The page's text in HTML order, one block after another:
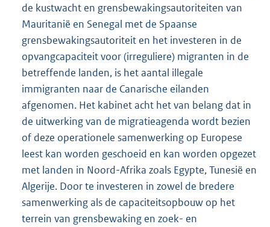
de kustwacht en grensbewakingsautoriteiten van
Mauritanië en Senegal met de Spaanse
grensbewakingsautoriteit en het investeren in de
opvangcapaciteit voor (irreguliere) migranten in de
betreffende landen, is het aantal illegale
immigranten naar de Canarische eilanden
afgenomen. Het kabinet acht het van belang dat in
de uitwerking van de migratieagenda wordt bezien
of deze operationele samenwerking op Europese
leest kan worden geschoeid en kan worden opgezet
met landen in Noord-Afrika zoals Egypte, Tunesië en
Algerije. Door te investeren in zowel de bredere
samenwerking als de capaciteitsopbouw op het
terrein van grensbewaking en zoek- en